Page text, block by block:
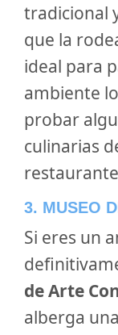
tradicional
que la
ideal para
ambiente
probar
culinarias
3. MUSEO
Si eres un
de Arte
alberga